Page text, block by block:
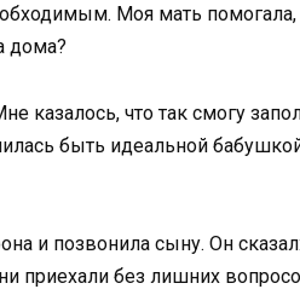
Моя мать помогала,
дома?
казалось, что так смогу
быть идеальной
и позвонила сыну. Он
приехали без лишних